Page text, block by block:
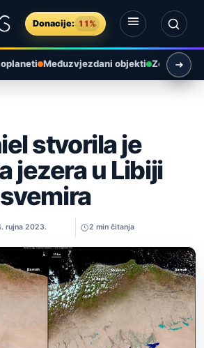
Donacije: 11%
Međuzvjezdani objekti Zemlja i
stvorila je
jezera u Libiji
rujna 2023. 2 min čitanja